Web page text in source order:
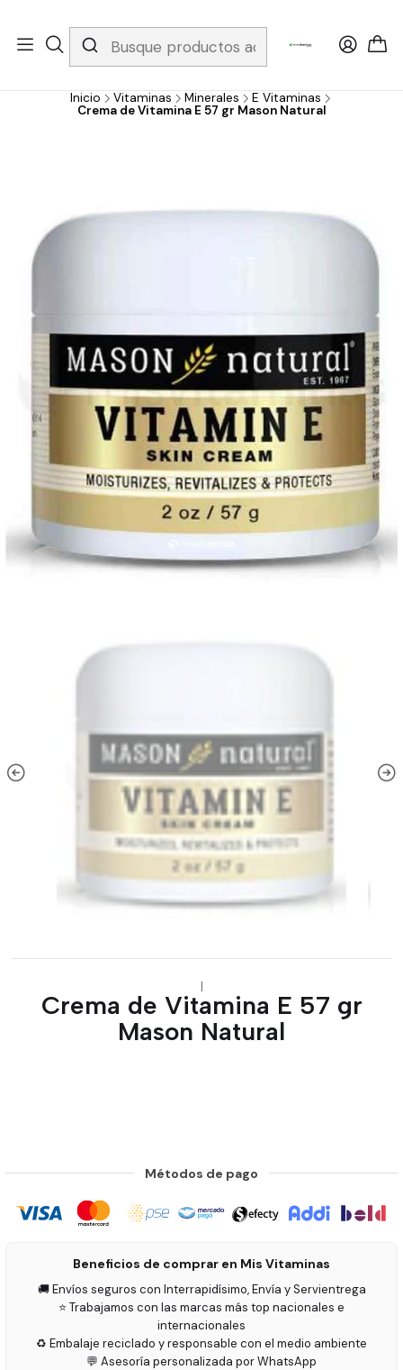
Whatsapp 3229079958/ Fijo 6019251796 / Envios a todo el país y
gratis apartir de 199.000!
Inicio Vitaminas Minerales
E Vitaminas
Crema de Vitamina E 57 gr Mason Natural
|
Crema de Vitamina E 57 gr
Mason Natural
Métodos de pago
Beneficios de comprar en Mis Vitaminas
🚚 Envíos seguros con Interrapidísimo, Envía y Servientrega
⭐ Trabajamos con las marcas más top nacionales e
internacionales
♻️ Embalaje reciclado y responsable con el medio ambiente
💬 Asesoría personalizada por WhatsApp